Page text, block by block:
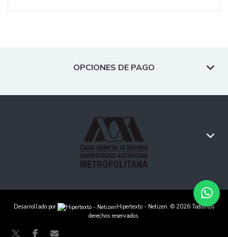
OPCIONES DE PAGO
Desarrollado por Hipertexto - Netizen. © 2026 Todos los
derechos reservados.